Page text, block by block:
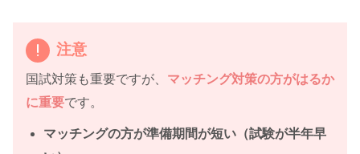
注意
国試対策も重要ですが、 マッチング対策の方がはるか
に重要です。
マッチングの方が準備期間が短い（試験が半年早